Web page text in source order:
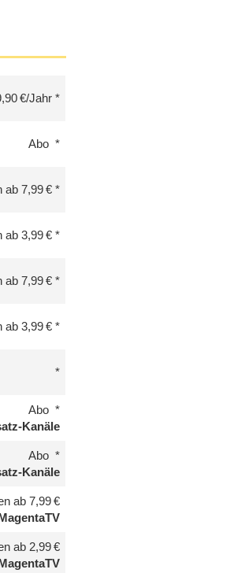
€/Jahr
Abo
ab 7,99 €
ab 3,99 €
ab 7,99 €
ab 3,99 €
Abo
Kanäle
Abo
Kanäle
ab 7,99 €
ab 2,99 €